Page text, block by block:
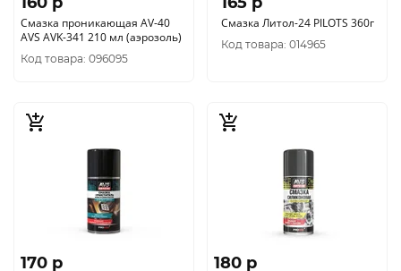
Смазка проникающая AV-40
AVS AVK-341 210 мл (аэрозоль)
Код товара: 096095
Смазка Литол-24 PILOTS 360г
Код товара: 014965
170 p 180 p